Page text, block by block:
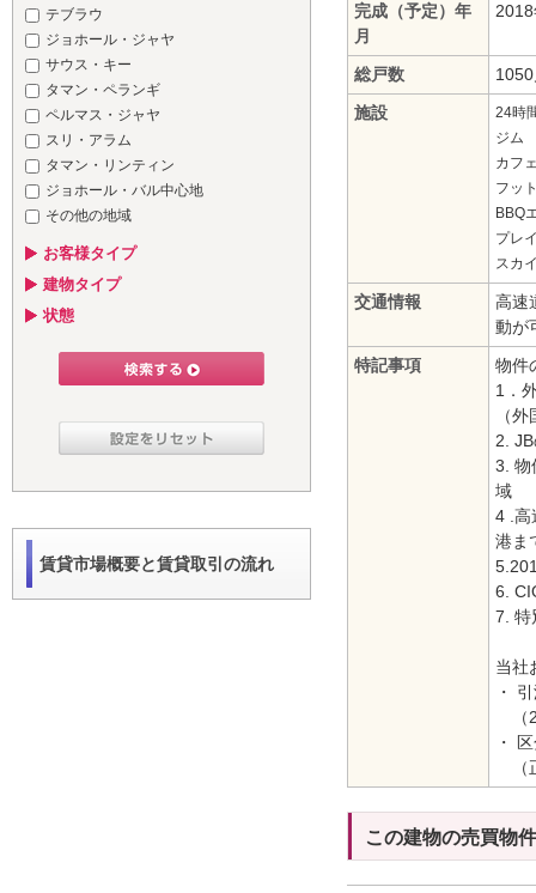
テブラウ
ジョホール・ジャヤ
サウス・キー
タマン・ペランギ
ペルマス・ジャヤ
スリ・アラム
タマン・リンティン
ジョホール・バル中心地
その他の地域
お客様タイプ
建物タイプ
状態
賃貸市場概要と賃貸取引の流れ
完成（予定）年
月
総戸数
施設
24時
ジム
カフ
フッ
BBQ
プレ
スカ
交通情報
高速
動が
特記事項
物件
1．
（
2.
3. 物
域
4 .高
港ま
6.
7. 特
当社
・
（
・
（
この建物の売買物件